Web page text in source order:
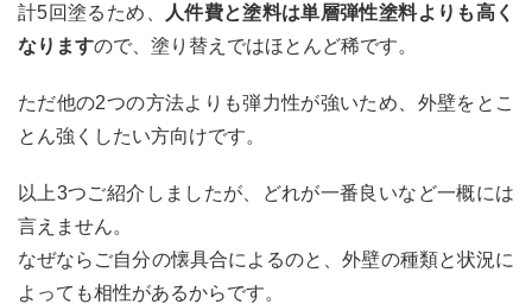
計5回塗るため、
人件費と塗料は単層弾性塗料よりも高く
なりますので、塗り替えではほとんど稀です。
ただ他の2つの方法よりも弾力性が強いため、外壁をとこ
とん強くしたい方向けです。
以上3つご紹介しましたが、どれが一番良いなど一概には
言えません。
なぜならご自分の懐具合によるのと、外壁の種類と状況に
よっても相性があるからです。